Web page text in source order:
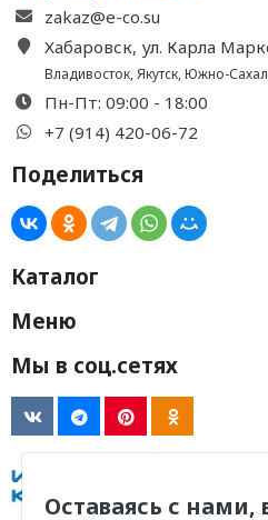
zakaz@e-co.su
Хабаровск, ул. Карла
Владивосток,Якутск,Южно-
Пн-Пт: 09:00 - 18:00
+7 (914) 420-06-72
Поделиться
Каталог
Меню
Мы в соц.сетях
Оставаясь с нами,